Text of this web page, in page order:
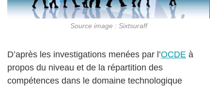
Source image : Sixtsuraff
D’après les investigations menées par l’OCDE à
propos du niveau et de la répartition des
compétences dans le domaine technologique